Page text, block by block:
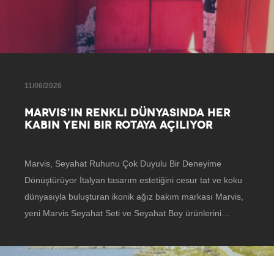
11/06/2026
MARVIS’IN RENKLI DÜNYASINDA HER
KABIN YENI BIR ROTAYA AÇILIYOR
Marvis, Seyahat Ruhunu Çok Duyulu Bir Deneyime
Dönüştürüyor İtalyan tasarım estetiğini cesur tat ve koku
dünyasıyla buluşturan ikonik ağız bakım markası Marvis,
yeni Marvis Seyahat Seti ve Seyahat Boy ürünlerini…